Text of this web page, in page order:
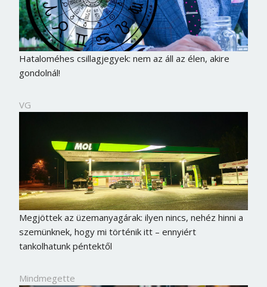
Hataloméhes csillagjegyek: nem az áll az élen, akire
gondolnál!
VG
Megjöttek az üzemanyagárak: ilyen nincs, nehéz hinni a
szemünknek, hogy mi történik itt – ennyiért
tankolhatunk péntektől
Mindmegette